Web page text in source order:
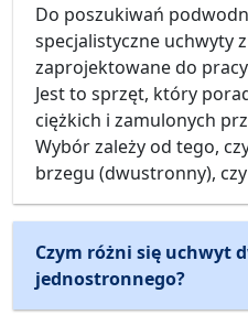
Do poszukiwań
specjalistyczne uchwyty
zaprojektowane do
Jest to sprzęt, który
ciężkich i zamulonych
Wybór zależy od tego,
brzegu (dwustronny),
Czym różni się uchwyt
jednostronnego?